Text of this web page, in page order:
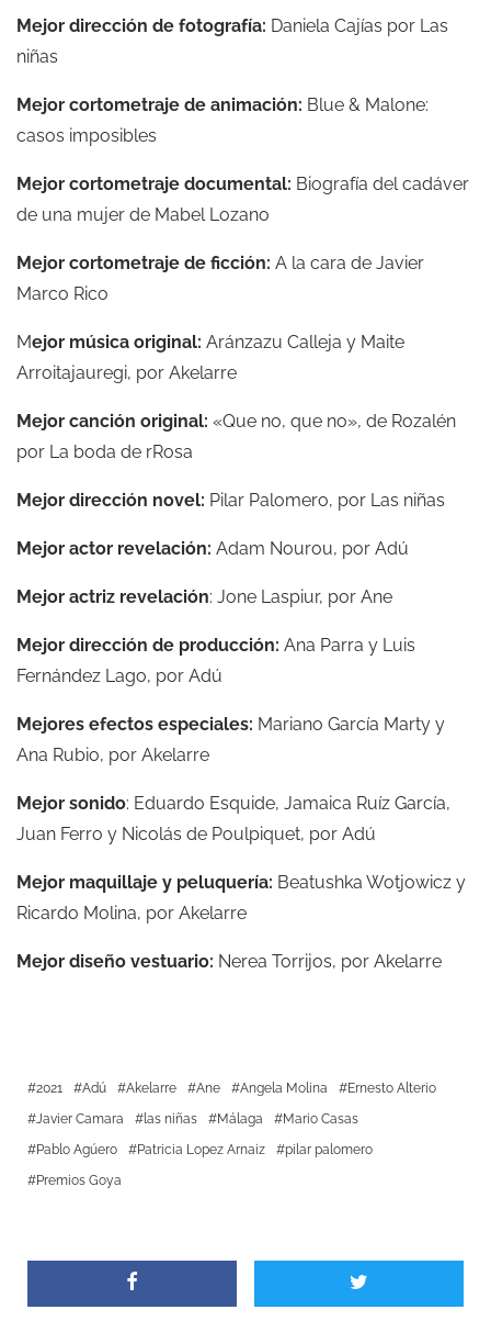
Mejor dirección de fotografía: Daniela Cajías por Las
niñas
Mejor cortometraje de animación: Blue & Malone:
casos imposibles
Mejor cortometraje documental: Biografía del cadáver
de una mujer de Mabel Lozano
Mejor cortometraje de ficción: A la cara de Javier
Marco Rico
Mejor música original: Aránzazu Calleja y Maite
Arroitajauregi, por Akelarre
Mejor canción original: «Que no, que no», de Rozalén
por La boda de rRosa
Mejor dirección novel: Pilar Palomero, por Las niñas
Mejor actor revelación: Adam Nourou, por Adú
Mejor actriz revelación: Jone Laspiur, por Ane
Mejor dirección de producción: Ana Parra y Luis
Fernández Lago, por Adú
Mejores efectos especiales: Mariano García Marty y
Ana Rubio, por Akelarre
Mejor sonido: Eduardo Esquide, Jamaica Ruíz García,
Juan Ferro y Nicolás de Poulpiquet, por Adú
Mejor maquillaje y peluquería: Beatushka Wotjowicz y
Ricardo Molina, por Akelarre
Mejor diseño vestuario: Nerea Torrijos, por Akelarre
2021 Adú Akelarre Ane Angela Molina
Ernesto Alterio
Javier Camara
las niñas Málaga
Mario Casas
Pablo Agúero
Patricia Lopez Arnaiz
pilar palomero
Premios Goya